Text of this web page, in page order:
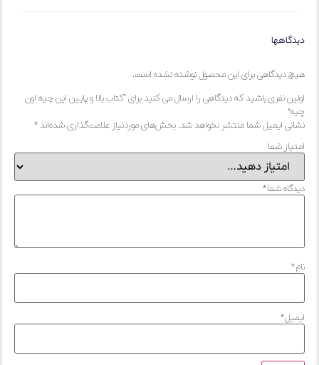
دیدگاهها
هیچ دیدگاهی برای این محصول نوشته نشده است.
اولین نفری باشید که دیدگاهی را ارسال می کنید برای “کتاب بالا و پایین این چیه اون
چیه”
نشانی ایمیل شما منتشر نخواهد شد. بخش‌های موردنیاز علامت‌گذاری شده‌اند*
امتیاز شما
دیدگاه شما*
ایمیل*